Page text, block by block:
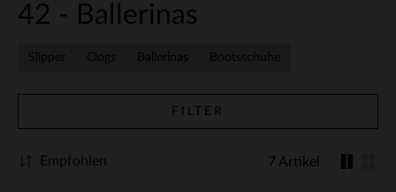
42 - Ballerinas
Slipper Clogs Ballerinas Bootsschuhe
FILTER
7 Artikel
Empfohlen